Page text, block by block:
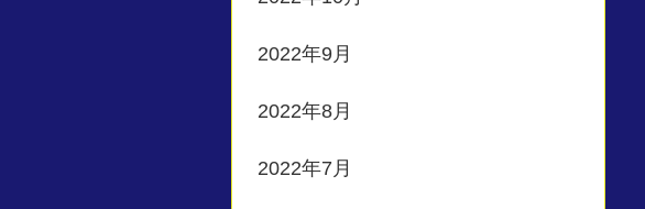
2022年9月
2022年8月
2022年7月